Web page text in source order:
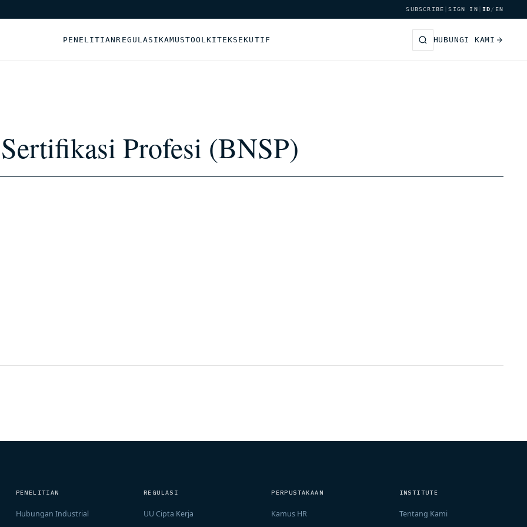
SUBSCRIBE |SIGN IN ID/ EN
PENELITIANREGULASIKAMUSTOOLKITEKSEKUTIF HUBUNGI KAMI
Profesi (BNSP)
PENELITIAN
Hubungan Industrial
REGULASI
UU Cipta Kerja
PERPUSTAKAAN
Kamus HR
INSTITUTE
Tentang Kami